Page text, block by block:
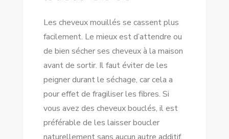
Les cheveux mouillés se cassent plus
facilement. Le mieux est d’attendre ou
de bien sécher ses cheveux à la maison
avant de sortir. Il faut éviter de les
peigner durant le séchage, car cela a
pour effet de fragiliser les fibres. Si
vous avez des cheveux bouclés, il est
préférable de les laisser boucler